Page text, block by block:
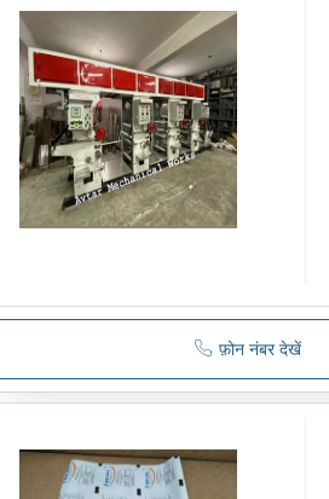
फ़ोन नंबर देखें